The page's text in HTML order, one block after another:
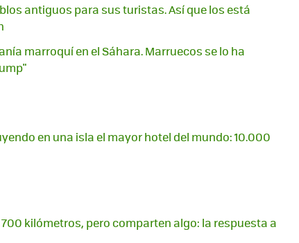
antiguos para sus turistas. Así que los está
marroquí en el Sáhara. Marruecos se lo ha
en una isla el mayor hotel del mundo: 10.000
kilómetros, pero comparten algo: la respuesta a